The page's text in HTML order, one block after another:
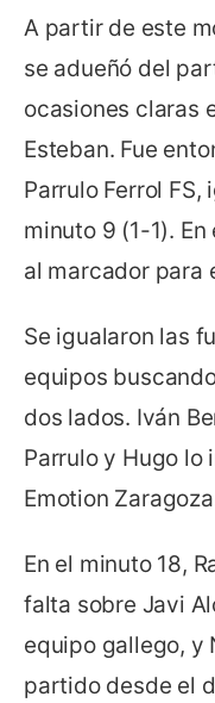
A partir de este
se adueñó del
ocasiones claras
Esteban. Fue
Parrulo Ferrol
minuto 9 (1-1).
al marcador para
Se igualaron las
equipos
dos lados. Iván
Parrulo y Hugo lo
Emotion
En el minuto 18,
falta sobre Javi
equipo gallego, y
partido desde el